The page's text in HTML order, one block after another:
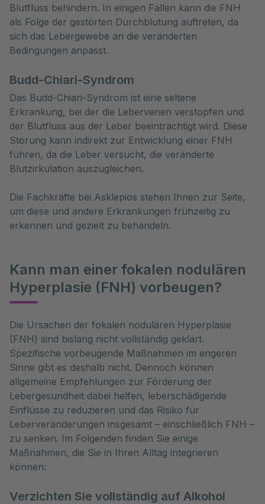
Blutfluss behindern. In einigen Fällen kann die FNH
als Folge der gestörten Durchblutung auftreten, da
sich das Lebergewebe an die veränderten
Bedingungen anpasst.
Budd-Chiari-Syndrom
Das Budd-Chiari-Syndrom ist eine seltene
Erkrankung, bei der die Lebervenen verstopfen und
der Blutfluss aus der Leber beeinträchtigt wird. Diese
Störung kann indirekt zur Entwicklung einer FNH
führen, da die Leber versucht, die veränderte
Blutzirkulation auszugleichen.
Die Fachkräfte bei Asklepios stehen Ihnen zur Seite,
um diese und andere Erkrankungen frühzeitig zu
erkennen und gezielt zu behandeln.
Kann man einer fokalen nodulären
Hyperplasie (FNH) vorbeugen?
Die Ursachen der fokalen nodulären Hyperplasie
(FNH) sind bislang nicht vollständig geklärt.
Spezifische vorbeugende Maßnahmen im engeren
Sinne gibt es deshalb nicht. Dennoch können
allgemeine Empfehlungen zur Förderung der
Lebergesundheit dabei helfen, leberschädigende
Einflüsse zu reduzieren und das Risiko für
Leberveränderungen insgesamt – einschließlich FNH –
zu senken. Im Folgenden finden Sie einige
Maßnahmen, die Sie in Ihren Alltag integrieren
können:
Verzichten Sie vollständig auf Alkohol